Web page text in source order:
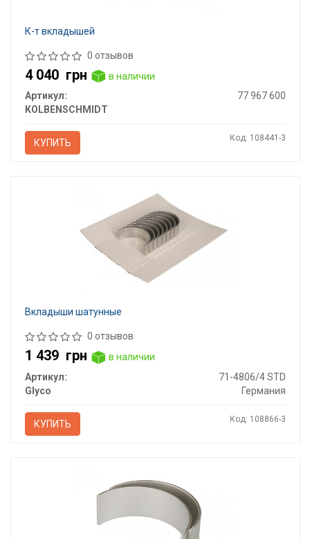
К-т вкладышей
0 отзывов
4 040 грн
в наличии
Артикул:
77 967 600
KOLBENSCHMIDT
КУПИТЬ Код: 108441-3
Вкладыши шатунные
0 отзывов
1 439 грн
в наличии
Артикул:
71-4806/4 STD
Glyco
Германия
КУПИТЬ Код: 108866-3